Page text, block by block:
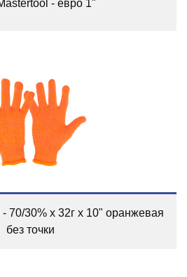
- евро 1"
70/30% x 32г x 10" оранжевая
без точки